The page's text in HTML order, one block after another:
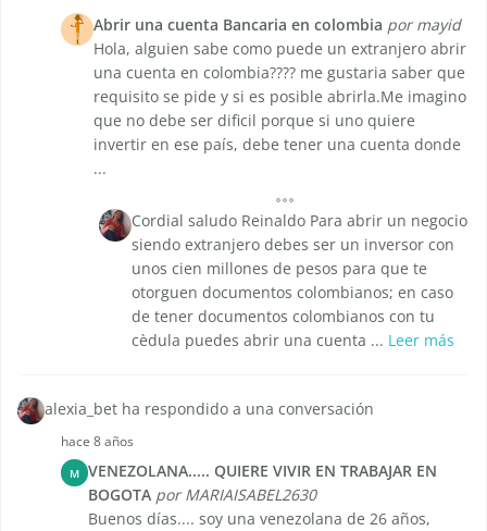
Abrir una cuenta Bancaria en colombia por mayid
Hola, alguien sabe como puede un extranjero abrir
una cuenta en colombia???? me gustaria saber que
requisito se pide y si es posible abrirla.Me imagino
que no debe ser dificil porque si uno quiere
invertir en ese país, debe tener una cuenta donde
...
Cordial saludo Reinaldo Para abrir un negocio
siendo extranjero debes ser un inversor con
unos cien millones de pesos para que te
otorguen documentos colombianos; en caso
de tener documentos colombianos con tu
cèdula puedes abrir una cuenta ... Leer más
alexia_bet ha respondido a una conversación
hace 8 años
M VENEZOLANA..... QUIERE VIVIR EN TRABAJAR EN
BOGOTA por MARIAISABEL2630
Buenos días.... soy una venezolana de 26 años,